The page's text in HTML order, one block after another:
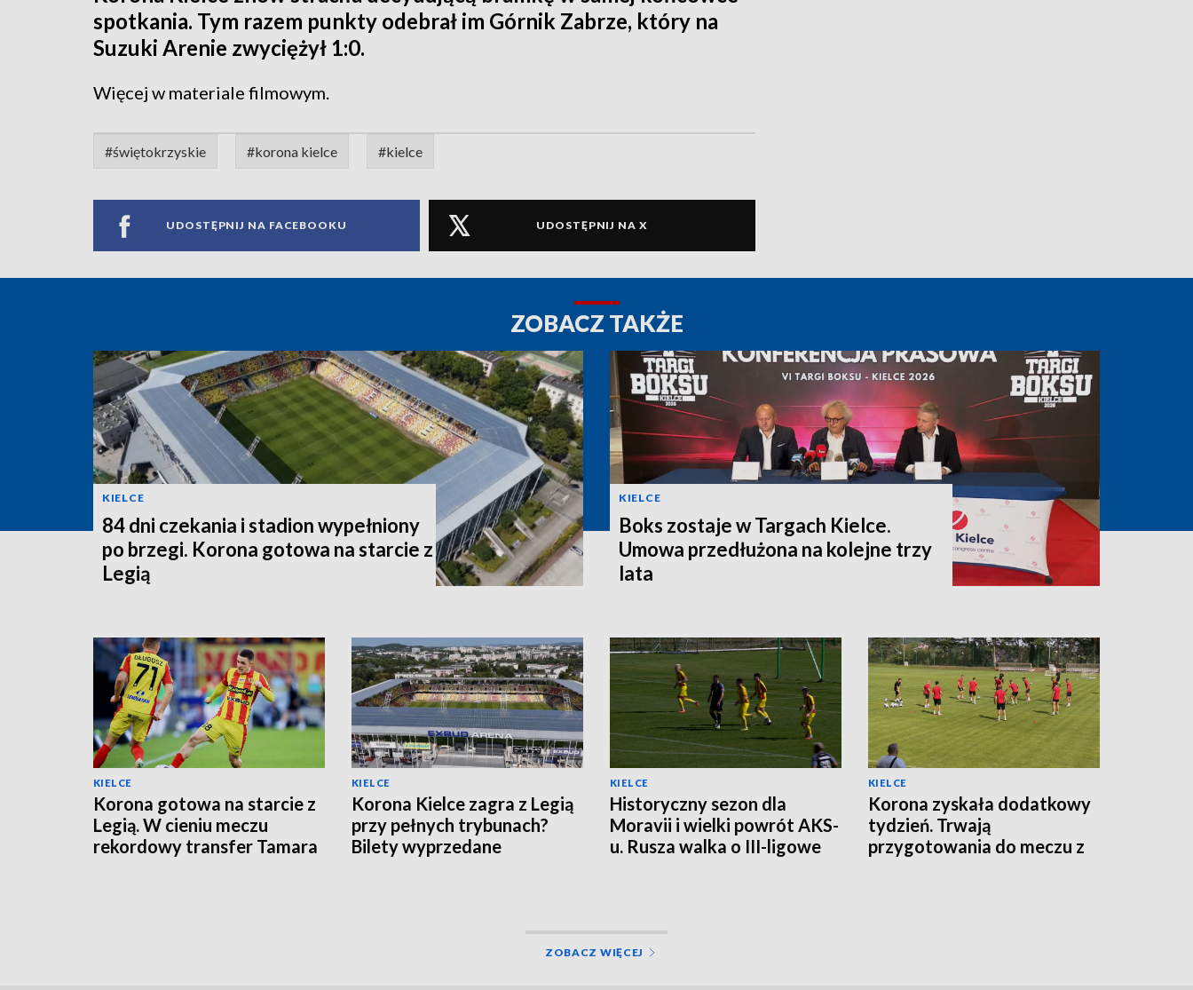
spotkania. Tym razem punkty odebrał im Górnik Zabrze, który na
Suzuki Arenie zwyciężył 1:0.
Więcej w materiale filmowym.
#świętokrzyskie #korona kielce #kielce
UDOSTĘPNIJ NA FACEBOOKU UDOSTĘPNIJ NA X
ZOBACZ TAKŻE
KIELCE
84 dni czekania i stadion wypełniony
po brzegi. Korona gotowa na starcie z
Legią
KIELCE
Boks zostaje w Targach Kielce.
Umowa przedłużona na kolejne trzy
lata
KIELCE
Korona gotowa na starcie z
Legią. W cieniu meczu
rekordowy transfer Tamara
KIELCE
Korona Kielce zagra z Legią
przy pełnych trybunach?
Bilety wyprzedane
KIELCE
Historyczny sezon dla
Moravii i wielki powrót AKS-
u. Rusza walka o III-ligowe
KIELCE
Korona zyskała dodatkowy
tydzień. Trwają
przygotowania do meczu z
ZOBACZ WIĘCEJ